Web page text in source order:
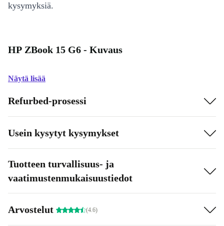
kysymyksiä.
HP ZBook 15 G6 - Kuvaus
Näytä lisää
Refurbed-prosessi
Usein kysytyt kysymykset
Tuotteen turvallisuus- ja
vaatimustenmukaisuustiedot
Arvostelut (4.6)